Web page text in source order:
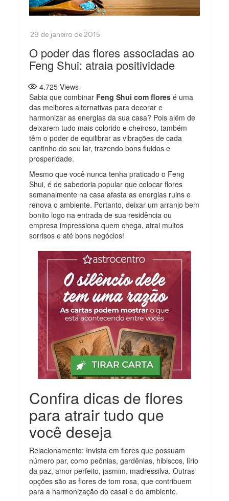
O poder das flores associadas ao
Feng Shui: atraia positividade
4.725 Views
Sabia que combinar Feng Shui com flores é uma
das melhores alternativas para decorar e
harmonizar as energias da sua casa? Pois além de
deixarem tudo mais colorido e cheiroso, também
têm o poder de equilibrar as vibrações de cada
cantinho do seu lar, trazendo bons fluidos e
prosperidade.
Mesmo que você nunca tenha praticado o Feng
Shui, é de sabedoria popular que colocar flores
semanalmente na casa afasta as energias ruins e
renova o ambiente. Portanto, deixar um arranjo bem
bonito logo na entrada de sua residência ou
empresa impressiona quem chega, atrai muitos
sorrisos e até bons negócios!
Confira dicas de flores
para atrair tudo que
você deseja
Relacionamento: Invista em flores que possuam
número par, como peônias, gardênias, hibiscos, lírio
da paz, amor perfeito, jasmim, madressilva. Outras
opções são as flores de tom rosa, que contribuem
para a harmonização do casal e do ambiente.